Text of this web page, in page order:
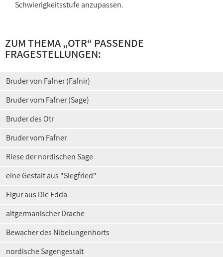
Schwierigkeitsstufe anzupassen.
ZUM THEMA „OTR“ PASSENDE
FRAGESTELLUNGEN:
Bruder von Fafner (Fafnir)
Bruder vom Fafner (Sage)
Bruder des Otr
Bruder vom Fafner
Riese der nordischen Sage
eine Gestalt aus "Siegfried"
Figur aus Die Edda
altgermanischer Drache
Bewacher des Nibelungenhorts
nordische Sagengestalt